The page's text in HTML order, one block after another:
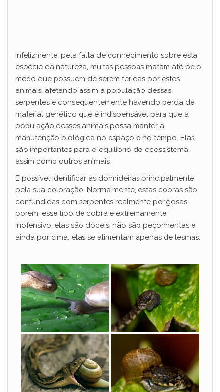
Infelizmente, pela falta de conhecimento sobre esta
espécie da natureza, muitas pessoas matam até pelo
medo que possuem de serem feridas por estes
animais, afetando assim a população dessas
serpentes e consequentemente havendo perda de
material genético que é indispensável para que a
população desses animais possa manter a
manutenção biológica no espaço e no tempo. Elas
são importantes para o equilíbrio do ecossistema,
assim como outros animais.
É possível identificar as dormideiras principalmente
pela sua coloração. Normalmente, estas cobras são
confundidas com serpentes realmente perigosas,
porém, esse tipo de cobra é extremamente
inofensivo, elas são dóceis, não são peçonhentas e
ainda por cima, elas se alimentam apenas de lesmas.